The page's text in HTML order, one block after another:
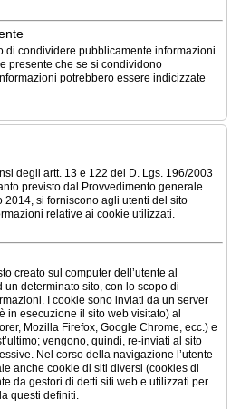
di condividere pubblicamente informazioni
presente che se si condividono
potrebbero essere indicizzate
degli artt. 13 e 122 del D. Lgs. 196/2003
previsto dal Provvedimento generale
2014, si forniscono agli utenti del sito
relative ai cookie utilizzati.
creato sul computer dell’utente al
determinato sito, con lo scopo di
I cookie sono inviati da un server
in esecuzione il sito web visitato) al
Mozilla Firefox, Google Chrome, ecc.) e
vengono, quindi, re-inviati al sito
Nel corso della navigazione l’utente
anche cookie di siti diversi (cookies di
da gestori di detti siti web e utilizzati per
questi definiti.